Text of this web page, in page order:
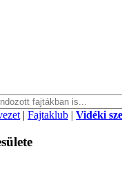
| Fajtaklub | Vidéki